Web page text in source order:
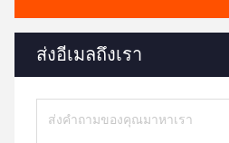
ส่งอีเมลถึงเรา